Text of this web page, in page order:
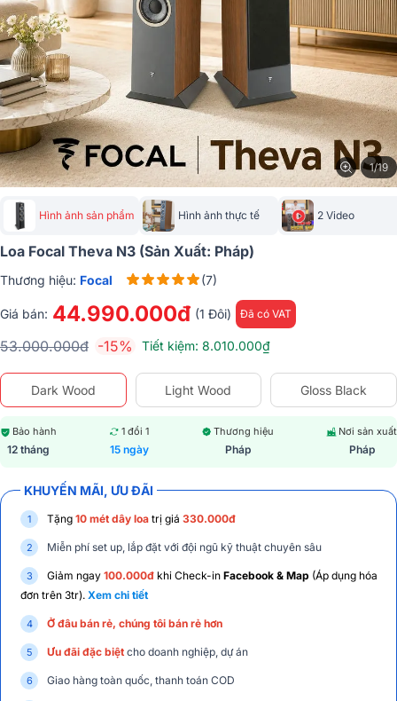
1/19
Hình ảnh sản phẩm Hình ảnh thực tế 2 Video
Loa Focal Theva N3 (Sản Xuất: Pháp)
Thương hiệu: Focal (7)
Giá bán: 44.990.000đ (1 Đôi) Đã có VAT
53.000.000đ -15% Tiết kiệm: 8.010.000₫
Dark Wood Light Wood Gloss Black
Bảo hành
12 tháng
1 đổi 1
15 ngày
Thương hiệu
Pháp
Nơi sản xuất
Pháp
KHUYẾN MÃI, ƯU ĐÃI
Tặng 10 mét dây loa trị giá 330.000đ
Miễn phí set up, lắp đặt với đội ngũ kỹ thuật chuyên sâu
Giảm ngay 100.000đ khi Check-in Facebook & Map (Áp dụng hóa
đơn trên 3tr). Xem chi tiết
Ở đâu bán rẻ, chúng tôi bán rẻ hơn
Ưu đãi đặc biệt cho doanh nghiệp, dự án
Giao hàng toàn quốc, thanh toán COD